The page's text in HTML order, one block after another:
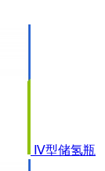
Ⅳ型储氢瓶